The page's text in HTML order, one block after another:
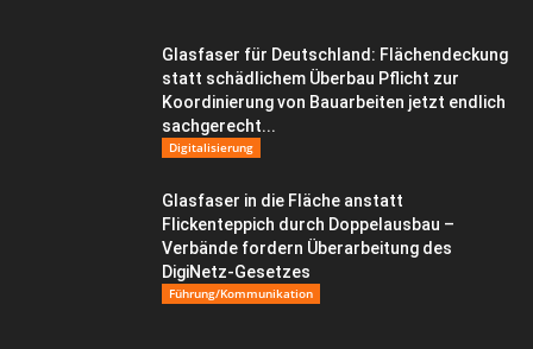
Glasfaser für Deutschland: Flächendeckung
statt schädlichem Überbau Pflicht zur
Koordinierung von Bauarbeiten jetzt endlich
sachgerecht...
Digitalisierung
Glasfaser in die Fläche anstatt
Flickenteppich durch Doppelausbau –
Verbände fordern Überarbeitung des
DigiNetz-Gesetzes
Führung/Kommunikation